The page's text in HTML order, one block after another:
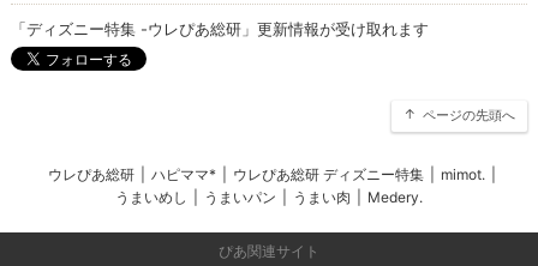
「ディズニー特集 -ウレぴあ総研」更新情報が受け取れます
ページの先頭へ
ウレぴあ総研 ハピママ* ウレぴあ総研 ディズニー特集 mimot.
うまいめし
うまいパン うまい肉 Medery.
ぴあ関連サイト